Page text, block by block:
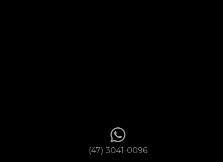
(47) 3041-0096